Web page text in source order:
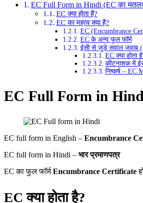
EC Full Form in Hindi (EC का मतलब
EC क्या होता है?
EC का महत्व क्या है?
EC (Encumbrance
EC के अन्य फुल फॉर्म
ईसी से जुड़े सवाल जवाब
EC क्या होता
कीटनाशक में
निष्कर्ष – EC
EC Full Form in Hindi
EC full form in English – Encumbrance
EC full form in Hindi – भार प्रमाणपत्र
EC का फुल फॉर्मEncumbrance Certificate
EC क्या होता है?